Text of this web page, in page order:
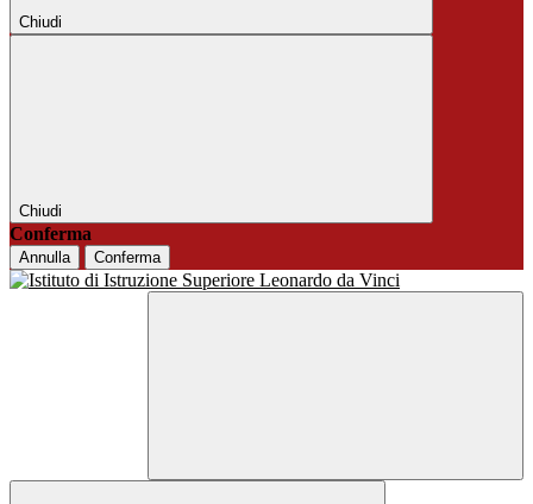
Chiudi
Chiudi
Conferma
Annulla Conferma